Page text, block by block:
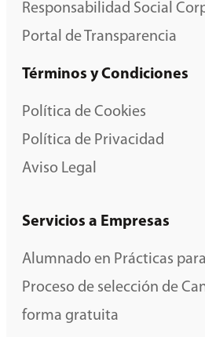
Responsabilidad Social
Portal de Transparencia
Términos y Condiciones
Política de Cookies
Política de Privacidad
Aviso Legal
Servicios a Empresas
Alumnado en Prácticas
Proceso de selección de
forma gratuita